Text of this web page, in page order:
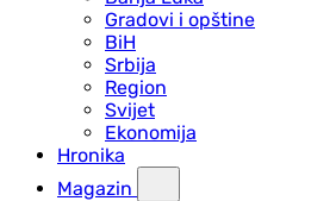
Gradovi i opštine
BiH
Srbija
Region
Svijet
Ekonomija
Hronika
Magazin